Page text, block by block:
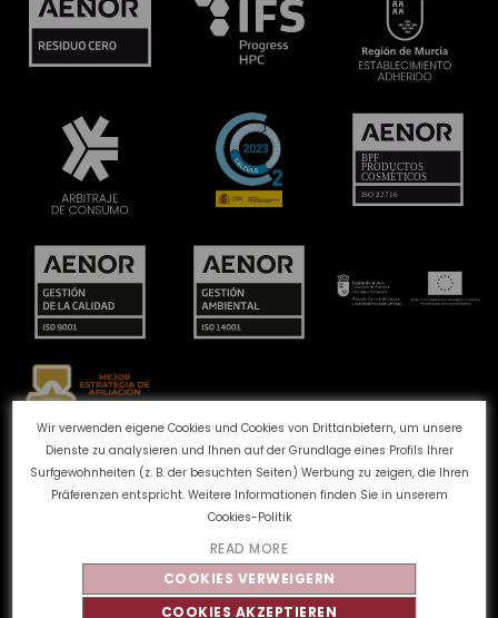
Wir verwenden eigene Cookies und Cookies von Drittanbietern, um unsere
Dienste zu analysieren und Ihnen auf der Grundlage eines Profils Ihrer
Surfgewohnheiten (z. B. der besuchten Seiten) Werbung zu zeigen, die Ihren
Präferenzen entspricht. Weitere Informationen finden Sie in unserem
Cookies-Politik
READ MORE
COOKIES VERWEIGERN
COOKIES AKZEPTIEREN
Beschwerdekanal
Cookie-Richtlinie
Datenschutzbestimmungen
Rechtlicher Hinweis
2026 - Alle Rechte vorbehalten